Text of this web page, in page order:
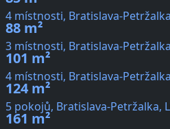
4 místnosti, Bratislava-
88 m²
3 místnosti, Bratislava-Petržalka
101 m²
4 místnosti, Bratislava-
124 m²
5 pokojů, Bratislava-Petržalka,
161 m²